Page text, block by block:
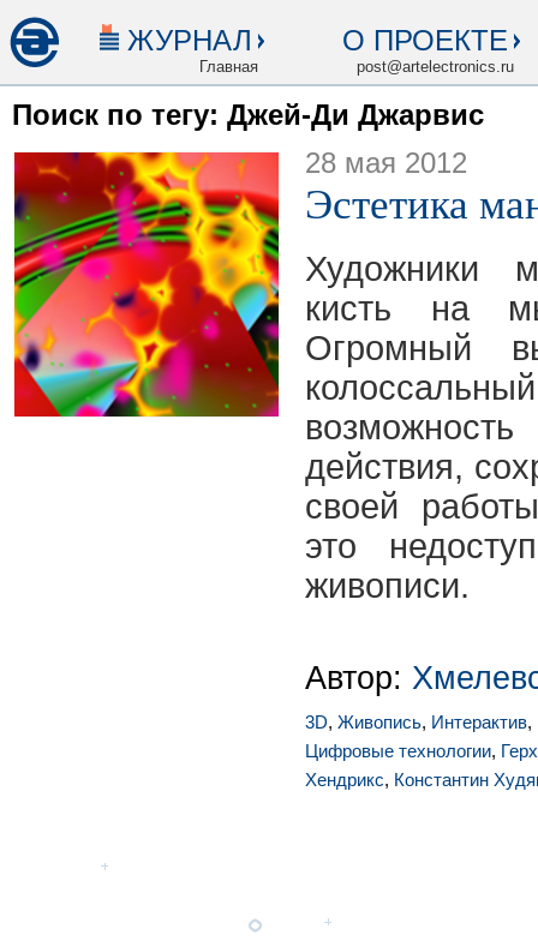
ЖУРНАЛ
Главная
О ПРОЕКТЕ
post@artelectronics.ru
Поиск по тегу: Джей-Ди Джарвис
28 мая 2012
Эстетика
Художники
кисть на
Огромный
действия,
своей
это
живописи.
Автор:
3D, Живопись, Интерактив,
Цифровые технологии,
Хендрикс, Константин